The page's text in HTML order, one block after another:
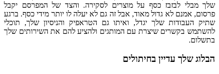
שלך מבלי לבזבז כסף על מוצרים לסקירה. והצד של המפרסם יקבל
פרסום, אמנם לא גדול מאוד, אבל זה גם לא יעלה לו יותר מידי כסף. ברגע
שתיק העבודות שלך יגדל, ואיתו גם הטראפיק והניסיון שלך, תוכלי
להשתמש בקשרים שיצרת עם המותגים ולהציע להם את השירותים שלך
בתשלום.
הבלוג שלך עדיין בחיתולים